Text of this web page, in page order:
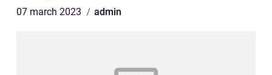
07 march 2023 admin